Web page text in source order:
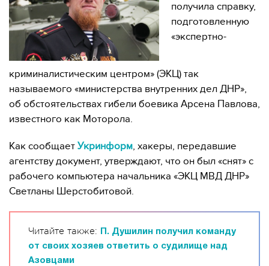
получила справку,
подготовленную
«экспертно-
криминалистическим центром» (ЭКЦ) так
называемого «министерства внутренних дел ДНР»,
об обстоятельствах гибели боевика Арсена Павлова,
известного как Моторола.
Как сообщает Укринформ, хакеры, передавшие
агентству документ, утверждают, что он был «снят» с
рабочего компьютера начальника «ЭКЦ МВД ДНР»
Светланы Шерстобитовой.
Читайте также:
П. Душилин получил команду
от своих хозяев ответить о судилище над
Азовцами